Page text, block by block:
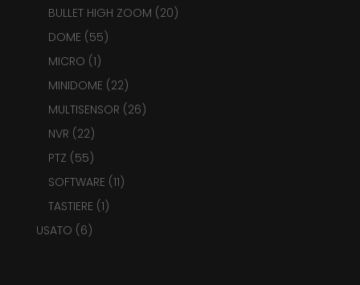
prodotti
BULLET HIGH ZOOM 2020
DOME 5555
MICRO 11
prodotto
MINIDOME 2222
prodotti
MULTISENSOR 2626
NVR 2222
prodotti
PTZ 5555
prodotti
SOFTWARE 1111
TASTIERE 11
USATO 66